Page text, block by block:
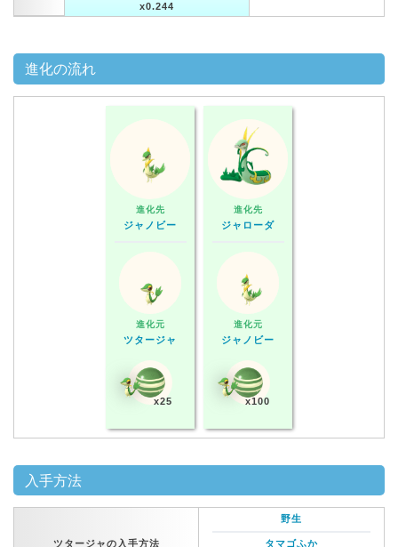
x0.244
進化の流れ
進化先
ジャノビー
進化元
ツタージャ
x25
進化先
ジャローダ
進化元
ジャノビー
x100
入手方法
ツタージャの入手方法
野生
タマゴふか